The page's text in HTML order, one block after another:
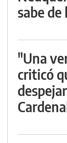
sabe
"Una
criticó